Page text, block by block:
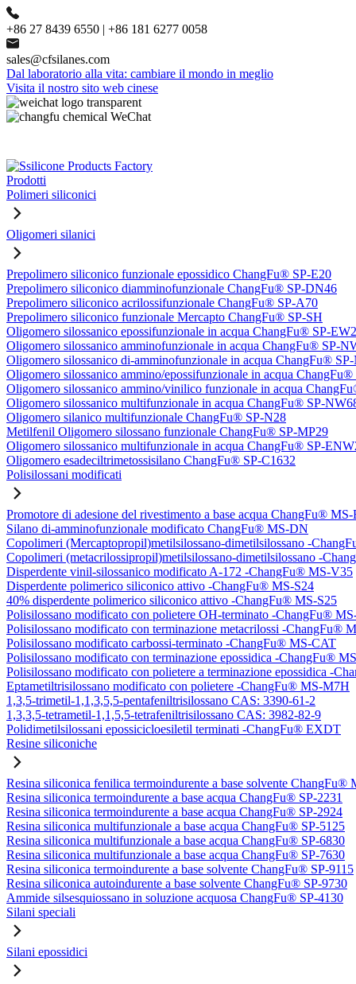
+86 27 8439 6550 | +86 181 6277 0058
sales@cfsilanes.com
Dal laboratorio alla vita: cambiare il mondo in meglio
Visita il nostro sito web cinese
Prodotti
Polimeri siliconici
Oligomeri silanici
Prepolimero siliconico funzionale epossidico ChangFu® SP-E20
Prepolimero siliconico diamminofunzionale ChangFu® SP-DN46
Prepolimero siliconico acrilossifunzionale ChangFu® SP-A70
Prepolimero siliconico funzionale Mercapto ChangFu® SP-SH
Oligomero silossanico epossifunzionale in acqua ChangFu® SP-
Oligomero silossanico amminofunzionale in acqua ChangFu® SP-
Oligomero silossanico di-amminofunzionale in acqua ChangFu®
Oligomero silossanico ammino/epossifunzionale in acqua
Oligomero silossanico ammino/vinilico funzionale in acqua
Oligomero silossanico multifunzionale in acqua ChangFu® SP-
Oligomero silanico multifunzionale ChangFu® SP-N28
Metilfenil Oligomero silossano funzionale ChangFu® SP-MP29
Oligomero silossanico multifunzionale in acqua ChangFu® SP-
Oligomero esadeciltrimetossisilano ChangFu® SP-C1632
Polisilossani modificati
Promotore di adesione del rivestimento a base acqua ChangFu® MS-
Silano di-amminofunzionale modificato ChangFu® MS-DN
Copolimeri (Mercaptopropil)metilsilossano-dimetilsilossano -
Copolimeri (metacrilossipropil)metilsilossano-dimetilsilossano -
Disperdente vinil-silossanico modificato A-172 -ChangFu® MS-V35
Disperdente polimerico siliconico attivo -ChangFu® MS-S24
40% disperdente polimerico siliconico attivo -ChangFu® MS-S25
Polisilossano modificato con polietere OH-terminato -ChangFu®
Polisilossano modificato con terminazione metacrilossi -ChangFu®
Polisilossano modificato carbossi-terminato -ChangFu® MS-CAT
Polisilossano modificato con terminazione epossidica -ChangFu®
Polisilossano modificato con polietere a terminazione epossidica -
Eptametiltrisilossano modificato con polietere -ChangFu® MS-M7H
1,3,5-trimetil-1,1,3,5,5-pentafeniltrisilossano CAS: 3390-61-2
1,3,3,5-tetrametil-1,1,5,5-tetrafeniltrisilossano CAS: 3982-82-9
Polidimetilsilossani epossicicloesiletil terminati -ChangFu® EXDT
Resine siliconiche
Resina siliconica fenilica termoindurente a base solvente ChangFu®
Resina siliconica termoindurente a base acqua ChangFu® SP-2231
Resina siliconica termoindurente a base acqua ChangFu® SP-2924
Resina siliconica multifunzionale a base acqua ChangFu® SP-5125
Resina siliconica multifunzionale a base acqua ChangFu® SP-6830
Resina siliconica multifunzionale a base acqua ChangFu® SP-7630
Resina siliconica termoindurente a base solvente ChangFu® SP-9115
Resina siliconica autoindurente a base solvente ChangFu® SP-9730
Ammide silsesquiossano in soluzione acquosa ChangFu® SP-4130
Silani speciali
Silani epossidici